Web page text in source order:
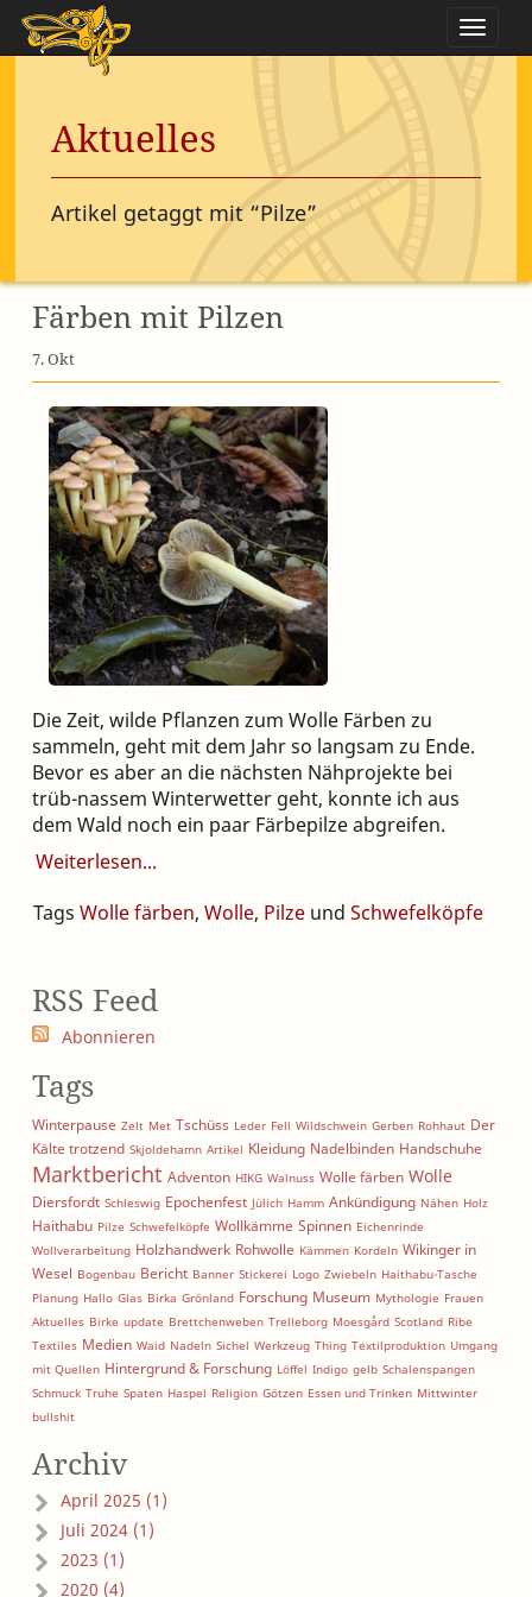
Aktuelles
Artikel getaggt mit “Pilze”
Färben mit Pilzen
7. Okt
Die Zeit, wilde Pflanzen zum Wolle Färben zu
sammeln, geht mit dem Jahr so langsam zu Ende.
Bevor es aber an die nächsten Nähprojekte bei
trüb-nassem Winterwetter geht, konnte ich aus
dem Wald noch ein paar Färbepilze abgreifen.
Weiterlesen
Tags Wolle färben, Wolle, Pilze und Schwefelköpfe
RSS Feed
Abonnieren
Tags
Winterpause Zelt Met Tschüss Leder Fell Wildschwein Gerben Rohhaut Der
Kälte trotzend Skjoldehamn Artikel Kleidung Nadelbinden Handschuhe
Marktbericht Adventon HIKG Walnuss Wolle färben Wolle
Diersfordt Schleswig Epochenfest Jülich Hamm Ankündigung Nähen Holz
Haithabu Pilze Schwefelköpfe Wollkämme Spinnen Eichenrinde
Wollverarbeitung Holzhandwerk Rohwolle Kämmen Kordeln Wikinger in
Wesel Bogenbau Bericht Banner Stickerei Logo Zwiebeln Haithabu-Tasche
Planung Hallo Glas Birka Grönland Forschung Museum Mythologie Frauen
Aktuelles Birke update Brettchenweben Trelleborg Moesgård Scotland Ribe
Textiles Medien Waid Nadeln Sichel Werkzeug Thing Textilproduktion Umgang
mit Quellen Hintergrund & Forschung Löffel Indigo gelb Schalenspangen
Schmuck Truhe Spaten Haspel Religion Götzen Essen und Trinken Mittwinter
bullshit
Archiv
April 2025 (1)
Juli 2024 (1)
2023 (1)
2020 (4)